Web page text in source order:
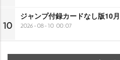
10
ジャンプ付録カードなし版10
2026-08-10 00:07